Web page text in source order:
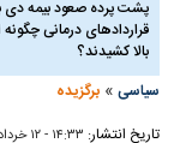
پشت پرده صعود بیمه دی
قراردادهای درمانی
بالا کشیدند؟
سیاسی »برگزیده
تاریخ انتشار: ۱۴:۳۳ - ۱۲ خرداد ۱۴۰۵